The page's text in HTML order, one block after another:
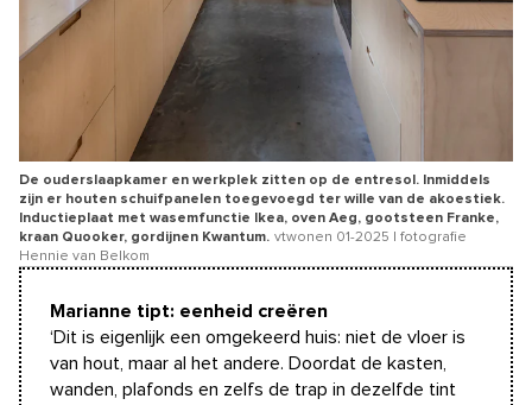
De ouderslaapkamer en werkplek zitten op de entresol. Inmiddels
zijn er houten schuifpanelen toegevoegd ter wille van de akoestiek.
Inductieplaat met wasemfunctie Ikea, oven Aeg, gootsteen Franke,
kraan Quooker, gordijnen Kwantum. vtwonen 01-2025 | fotografie
Hennie van Belkom
Marianne tipt: eenheid creëren
‘Dit is eigenlijk een omgekeerd huis: niet de vloer is
van hout, maar al het andere. Doordat de kasten,
wanden, plafonds en zelfs de trap in dezelfde tint